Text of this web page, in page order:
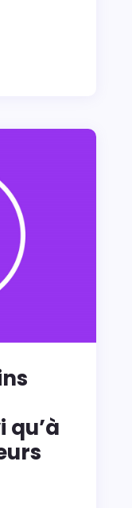
qu’à